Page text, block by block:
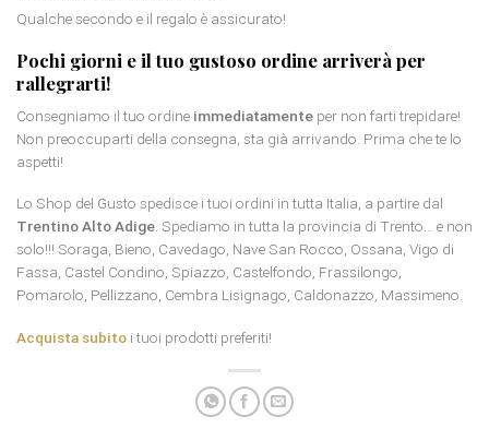
Qualche secondo e il regalo è assicurato!
Pochi giorni e il tuo gustoso ordine arriverà per
rallegrarti!
Consegniamo il tuo ordine immediatamente per non farti trepidare!
Non preoccuparti della consegna, sta già arrivando. Prima che te lo
aspetti!
Lo Shop del Gusto spedisce i tuoi ordini in tutta Italia, a partire dal
Trentino Alto Adige . Spediamo in tutta la provincia di Trento… e non
solo!!! Soraga, Bieno, Cavedago, Nave San Rocco, Ossana, Vigo di
Fassa, Castel Condino, Spiazzo, Castelfondo, Frassilongo,
Pomarolo, Pellizzano, Cembra Lisignago, Caldonazzo, Massimeno.
Acquista subito i tuoi prodotti preferiti!